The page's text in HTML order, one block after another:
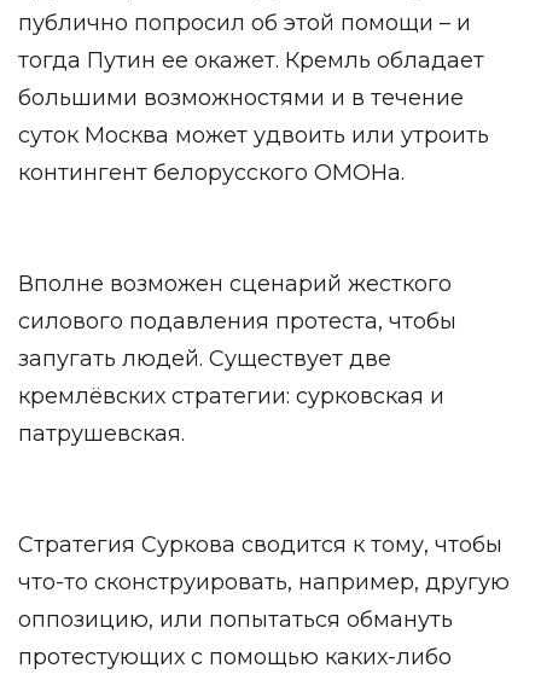
публично попросил об этой помощи – и
тогда Путин ее окажет. Кремль обладает
большими возможностями и в течение
суток Москва может удвоить или утроить
контингент белорусского ОМОНа.
Вполне возможен сценарий жесткого
силового подавления протеста, чтобы
запугать людей. Существует две
кремлёвских стратегии: сурковская и
патрушевская.
Стратегия Суркова сводится к тому, чтобы
что-то сконструировать, например, другую
оппозицию, или попытаться обмануть
протестующих с помощью каких-либо